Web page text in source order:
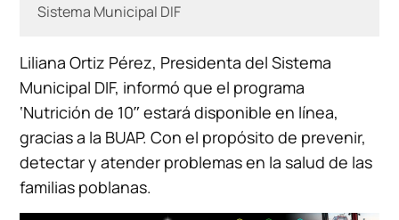
Sistema Municipal DIF
Liliana Ortiz Pérez, Presidenta del Sistema
Municipal DIF, informó que el programa
‘Nutrición de 10″ estará disponible en línea,
gracias a la BUAP. Con el propósito de prevenir,
detectar y atender problemas en la salud de las
familias poblanas.